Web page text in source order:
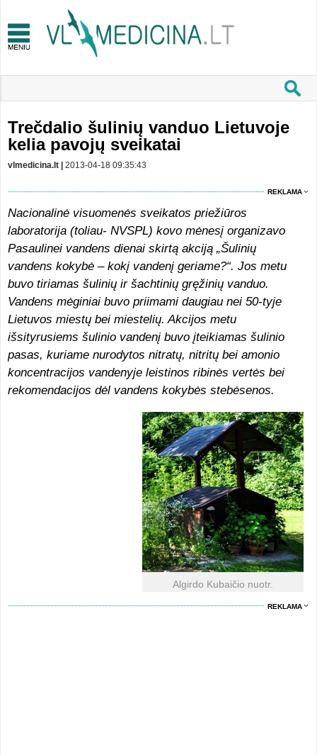
Trečdalio šulinių vanduo Lietuvoje
kelia pavojų sveikatai
vlmedicina.lt | 2013-04-18 09:35:43
REKLAMA
Nacionalinė visuomenės sveikatos priežiūros
laboratorija (toliau- NVSPL) kovo mėnesį organizavo
Pasaulinei vandens dienai skirtą akciją „Šulinių
vandens kokybė – kokį vandenį geriame?“. Jos metu
buvo tiriamas šulinių ir šachtinių gręžinių vanduo.
Vandens mėginiai buvo priimami daugiau nei 50-tyje
Lietuvos miestų bei miestelių. Akcijos metu
išsityrusiems šulinio vandenį buvo įteikiamas šulinio
pasas, kuriame nurodytos nitratų, nitritų bei amonio
koncentracijos vandenyje leistinos ribinės vertės bei
rekomendacijos dėl vandens kokybės stebėsenos.
Algirdo Kubaičio nuotr.
REKLAMA